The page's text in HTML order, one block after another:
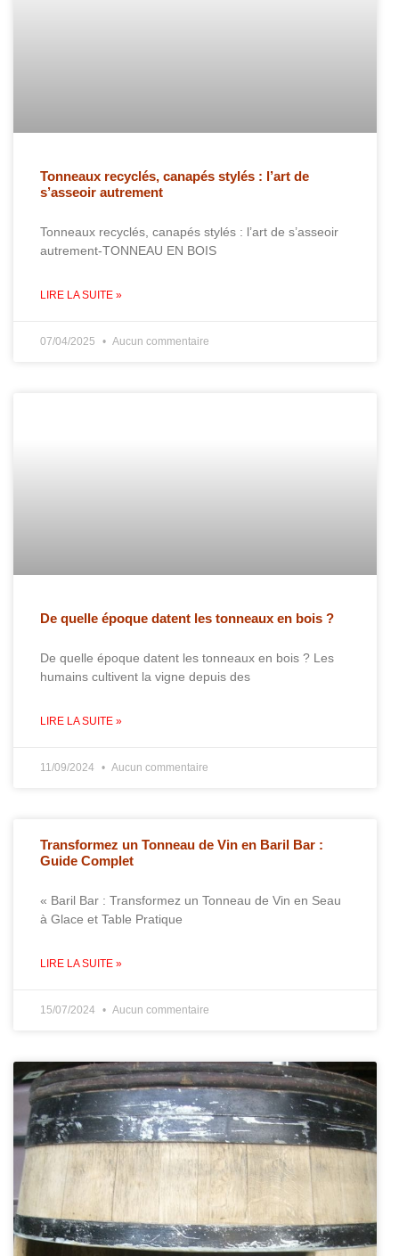
Tonneaux recyclés, canapés stylés : l’art de
s’asseoir autrement
Tonneaux recyclés, canapés stylés : l’art de s’asseoir
autrement-TONNEAU EN BOIS
LIRE LA SUITE »
07/04/2025 Aucun commentaire
De quelle époque datent les tonneaux en bois ?
De quelle époque datent les tonneaux en bois ? Les
humains cultivent la vigne depuis des
LIRE LA SUITE »
11/09/2024 Aucun commentaire
Transformez un Tonneau de Vin en Baril Bar :
Guide Complet
« Baril Bar : Transformez un Tonneau de Vin en Seau
à Glace et Table Pratique
LIRE LA SUITE »
15/07/2024 Aucun commentaire